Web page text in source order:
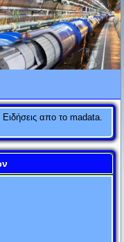
Ειδήσεις απο το madata.